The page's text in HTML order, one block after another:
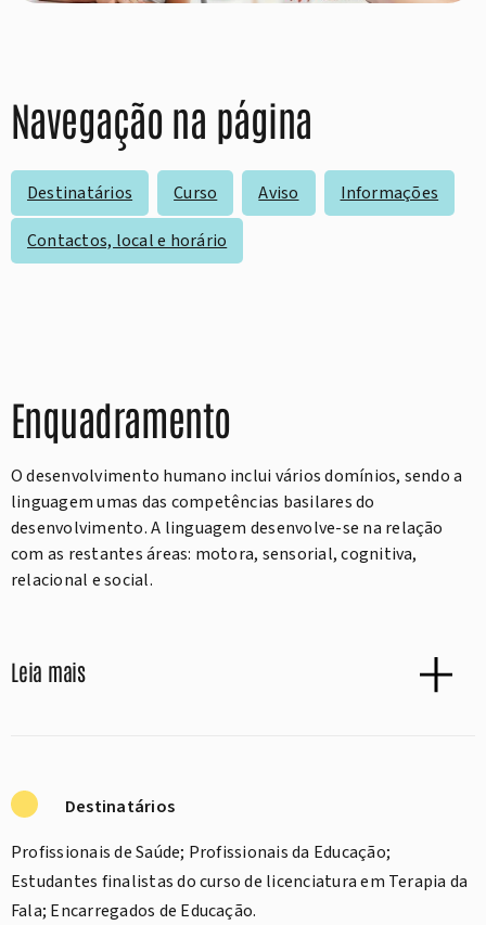
Navegação na página
Destinatários Curso Aviso
Informações
Contactos, local e horário
Enquadramento
O desenvolvimento humano inclui vários domínios, sendo a
linguagem umas das competências basilares do
desenvolvimento. A linguagem desenvolve-se na relação
com as restantes áreas: motora, sensorial, cognitiva,
relacional e social.
Leia mais
Destinatários
Profissionais de Saúde; Profissionais da Educação;
Estudantes finalistas do curso de licenciatura em Terapia da
Fala; Encarregados de Educação.